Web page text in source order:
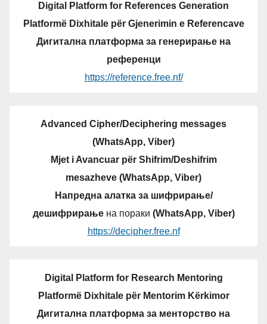
Digital Platform for References Generation
Platformë Dixhitale për Gjenerimin e Referencave
Дигитална платформа за генерирање на
референци
https://reference.free.nf/
Advanced Cipher/Deciphering messages
(WhatsApp, Viber)
Mjet i Avancuar për Shifrim/Deshifrim
mesazheve (WhatsApp, Viber)
Напредна алатка за шифрирање/
дешифрирањена пораки (WhatsApp, Viber)
https://decipher.free.nf
Digital Platform for Research Mentoring
Platformë Dixhitale për Mentorim Kërkimor
Дигитална платформа за менторство на